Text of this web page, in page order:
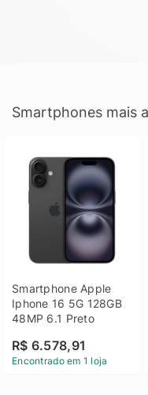
Smartphones mais
Smartphone Apple
Iphone 16 5G 128GB
48MP 6.1 Preto
R$ 6.578,91
Encontrado em 1 loja